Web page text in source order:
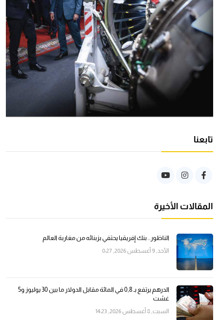
تابعنا
المقالات الأخيرة
الناظور.. بنك إفريقيا يحتفي بزبنائه من مغاربة العالم
الأحد, 9 أغسطس 2026, 0:27
الدرهم يرتفع بـ 0,8 في المائة مقابل الدولار ما بين 30 يوليوز و5
غشت
السبت, 8 أغسطس 2026, 14:23